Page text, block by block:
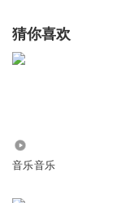
3
猜你喜欢
音乐音乐